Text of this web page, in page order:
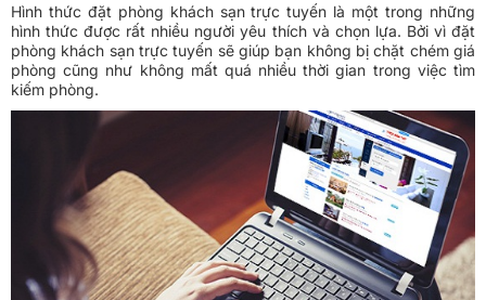
Hình thức đặt phòng khách sạn trực tuyến là một trong những
hình thức được rất nhiều người yêu thích và chọn lựa. Bởi vì đặt
phòng khách sạn trực tuyến sẽ giúp bạn không bị chặt chém giá
phòng cũng như không mất quá nhiều thời gian trong việc tìm
kiếm phòng.